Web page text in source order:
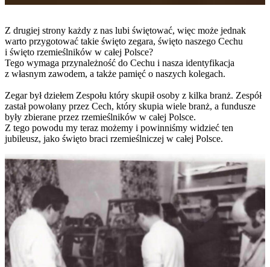
Z drugiej strony każdy z nas lubi świętować, więc może jednak
warto przygotować takie święto zegara, święto naszego Cechu
i święto rzemieślników w całej Polsce?
Tego wymaga przynależność do Cechu i nasza identyfikacja
z własnym zawodem, a także pamięć o naszych kolegach.
Zegar był dziełem Zespołu który skupił osoby z kilka branż. Zespół
zastał powołany przez Cech, który skupia wiele branż, a fundusze
były zbierane przez rzemieślników w całej Polsce.
Z tego powodu my teraz możemy i powinniśmy widzieć ten
jubileusz, jako święto braci rzemieślniczej w całej Polsce.